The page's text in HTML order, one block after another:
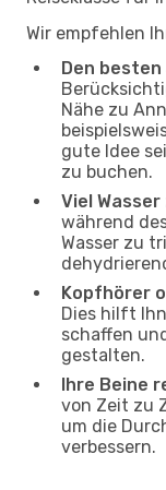
Wir empfehlen
Den
Nähe zu
gute Idee
zu buchen.
Viel
während
Wasser zu
Kopfhörer
Dies hilft
schaffen
gestalten.
Ihre Beine
von Zeit zu
um die
verbessern.